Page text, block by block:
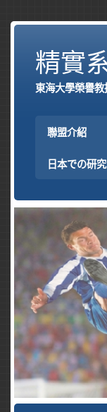
精實
東海大學榮譽
聯盟介紹
日本での研